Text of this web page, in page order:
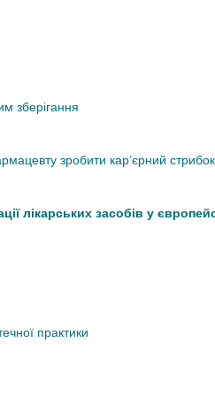
зберігання
зробити кар’єрний стрибок
лікарських засобів у
практики